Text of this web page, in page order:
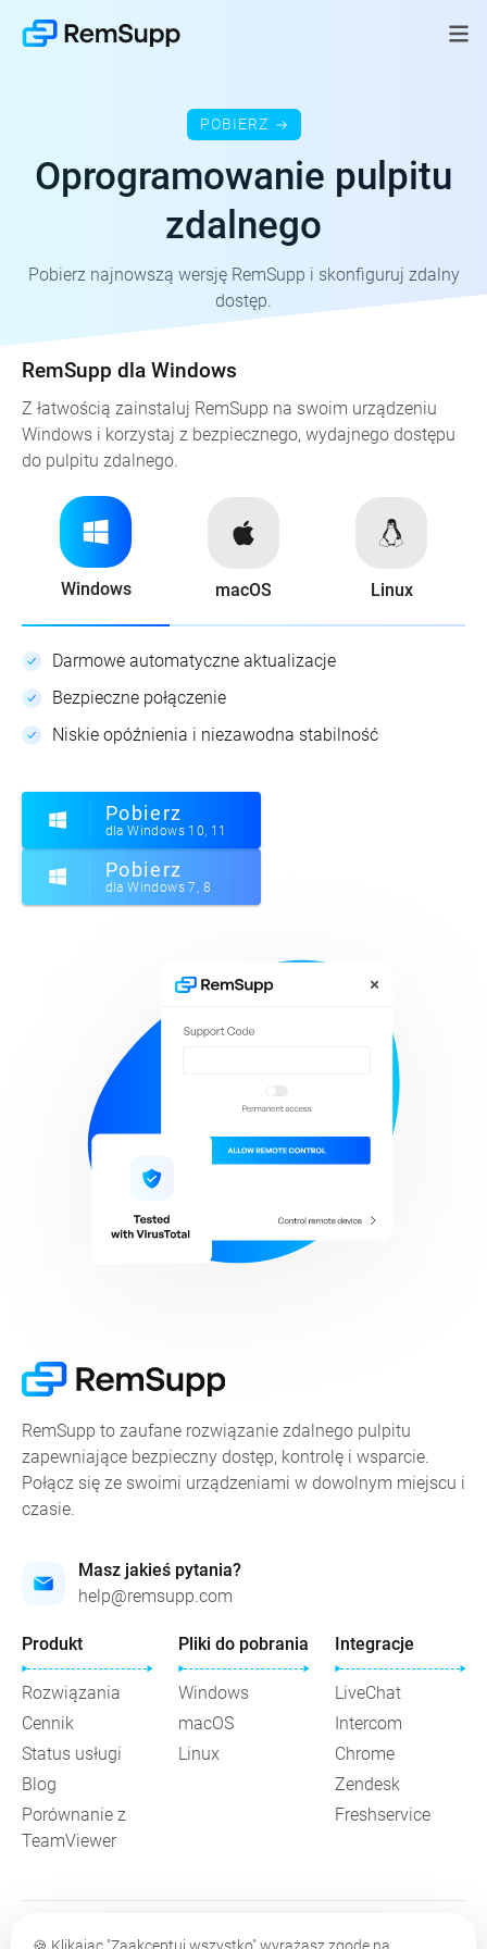
POBIERZ
Oprogramowanie pulpitu
zdalnego
Pobierz najnowszą wersję RemSupp i skonfiguruj zdalny
dostęp.
RemSupp dla Windows
Z łatwością zainstaluj RemSupp na swoim urządzeniu
Windows i korzystaj z bezpiecznego, wydajnego dostępu
do pulpitu zdalnego.
Windows macOS Linux
Darmowe automatyczne aktualizacje
Bezpieczne połączenie
Niskie opóźnienia i niezawodna stabilność
Pobierz
dla Windows 10, 11
Pobierz
dla Windows 7, 8
RemSupp to zaufane rozwiązanie zdalnego pulpitu
zapewniające bezpieczny dostęp, kontrolę i wsparcie.
Połącz się ze swoimi urządzeniami w dowolnym miejscu i
czasie.
Masz jakieś pytania?
help@remsupp.com
Produkt
Rozwiązania
Cennik
Status usługi
Blog
Porównanie z
TeamViewer
Pliki do pobrania
Windows
macOS
Linux
Integracje
LiveChat
Intercom
Chrome
Zendesk
Freshservice
© 2026 RemSupp